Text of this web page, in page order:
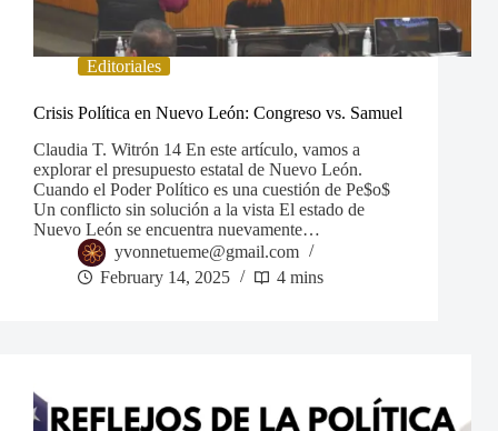
Editoriales
Crisis Política en Nuevo León: Congreso vs. Samuel
Claudia T. Witrón 14 En este artículo, vamos a
explorar el presupuesto estatal de Nuevo León.
Cuando el Poder Político es una cuestión de Pe$o$
Un conflicto sin solución a la vista El estado de
Nuevo León se encuentra nuevamente…
yvonnetueme@gmail.com
February 14, 2025
4 mins